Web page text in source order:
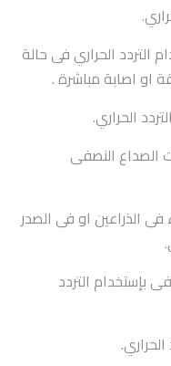
التردد الحراري فى حالة
او اصابة مباشرة .
الصداع النصفى
فى الذراعين او فى الصدر
بإستخدام التردد